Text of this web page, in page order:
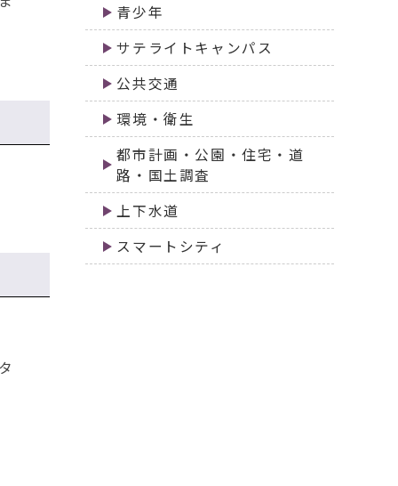
青少年
サテライトキャンパス
公共交通
環境・衛生
都市計画・公園・住宅・道
路・国土調査
上下水道
スマートシティ